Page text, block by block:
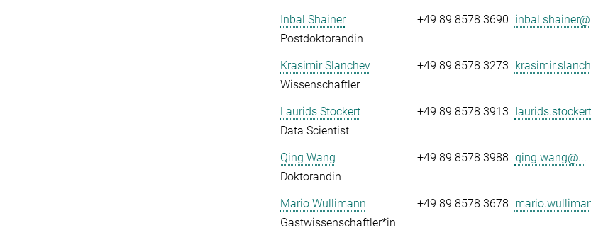
Inbal Shainer
Postdoktorandin
+49 89 8578 3690
Krasimir Slanchev
Wissenschaftler
+49 89 8578 3273
Laurids Stockert
Data Scientist
+49 89 8578 3913
Qing Wang
Doktorandin
+49 89 8578 3988 qing.wang@...
Mario Wullimann
Gastwissenschaftler*in
+49 89 8578 3678